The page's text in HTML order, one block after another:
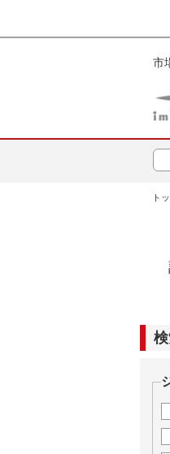
ン
市
ト